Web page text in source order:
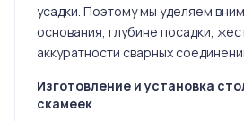
усадки. Поэтому мы уделяем
основания, глубине посадки,
аккуратности сварных
Изготовление и установка
скамеек